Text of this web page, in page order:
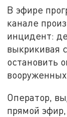
В эфире
канале
инцидент:
выкрикивая
остановить
Оператор,
прямой